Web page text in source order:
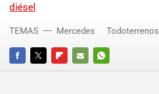
diésel
FACEBOOKTWITTERFLIPBOARD
E-
WHATSAPP
TEMAS Mercedes Todoterrenos